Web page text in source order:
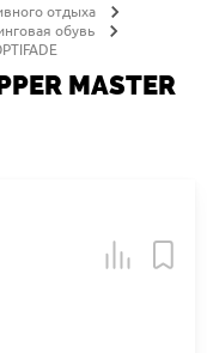
отдыха
обувь
MASTER